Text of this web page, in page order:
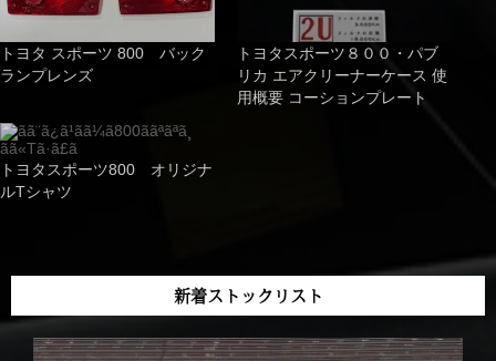
トヨタ スポーツ 800 バック
ランプレンズ
トヨタスポーツ８００・パブ
リカ エアクリーナーケース 使
用概要 コーションプレート
トヨタスポーツ800 オリジナ
ルTシャツ
新着ストックリスト